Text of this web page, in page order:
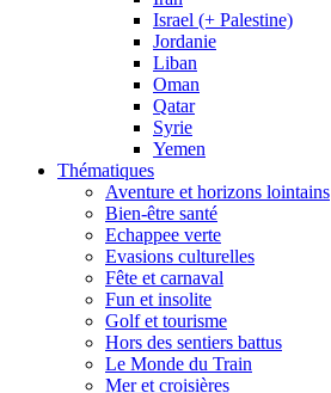
Israel (+ Palestine)
Jordanie
Liban
Oman
Qatar
Syrie
Yemen
Thématiques
Aventure et horizons lointains
Bien-être santé
Echappee verte
Evasions culturelles
Fête et carnaval
Fun et insolite
Golf et tourisme
Hors des sentiers battus
Le Monde du Train
Mer et croisières